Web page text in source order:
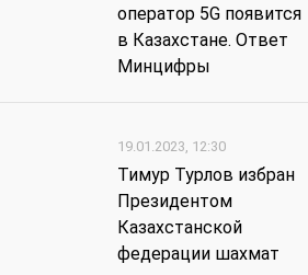
оператор 5G появится
в Казахстане. Ответ
Минцифры
19.01.2023, 12:30
Тимур Турлов избран
Президентом
Казахстанской
федерации шахмат